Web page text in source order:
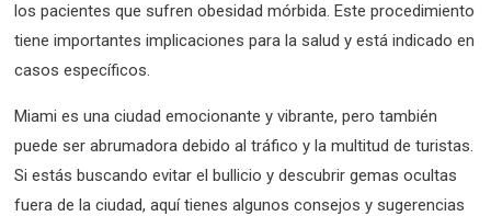
los pacientes que sufren obesidad mórbida. Este procedimiento
tiene importantes implicaciones para la salud y está indicado en
casos específicos.
Miami es una ciudad emocionante y vibrante, pero también
puede ser abrumadora debido al tráfico y la multitud de turistas.
Si estás buscando evitar el bullicio y descubrir gemas ocultas
fuera de la ciudad, aquí tienes algunos consejos y sugerencias